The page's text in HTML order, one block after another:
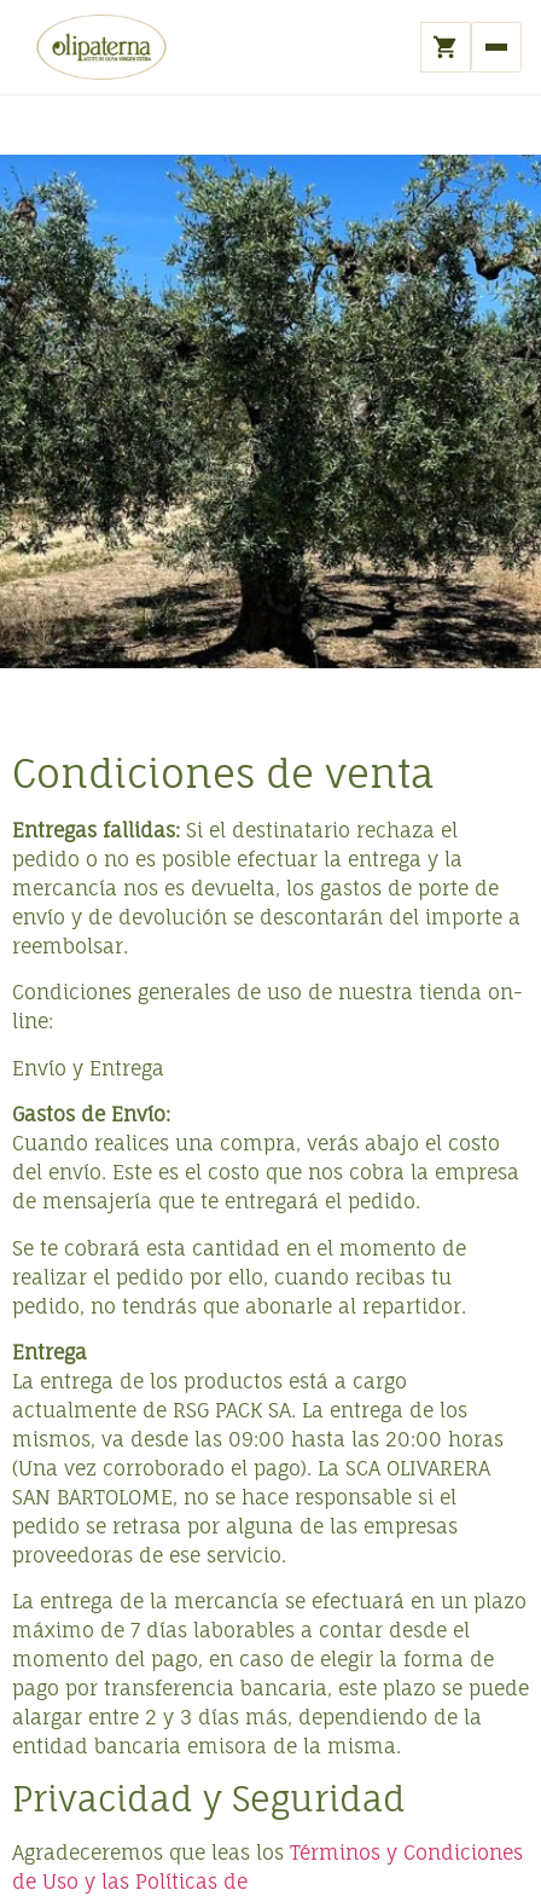
Carrito
Condiciones de venta
Entregas fallidas: Si el destinatario rechaza el
pedido o no es posible efectuar la entrega y la
mercancía nos es devuelta, los gastos de porte de
envío y de devolución se descontarán del importe a
reembolsar.
Condiciones generales de uso de nuestra tienda on-
line:
Envío y Entrega
Gastos de Envío:
Cuando realices una compra, verás abajo el costo
del envío. Este es el costo que nos cobra la empresa
de mensajería que te entregará el pedido.
Se te cobrará esta cantidad en el momento de
realizar el pedido por ello, cuando recibas tu
pedido, no tendrás que abonarle al repartidor.
Entrega
La entrega de los productos está a cargo
actualmente de RSG PACK SA. La entrega de los
mismos, va desde las 09:00 hasta las 20:00 horas
(Una vez corroborado el pago). La SCA OLIVARERA
SAN BARTOLOME, no se hace responsable si el
pedido se retrasa por alguna de las empresas
proveedoras de ese servicio.
La entrega de la mercancía se efectuará en un plazo
máximo de 7 días laborables a contar desde el
momento del pago, en caso de elegir la forma de
pago por transferencia bancaria, este plazo se puede
alargar entre 2 y 3 días más, dependiendo de la
entidad bancaria emisora de la misma.
Privacidad y Seguridad
Agradeceremos que leas los Términos y Condiciones
de Uso y las Políticas de